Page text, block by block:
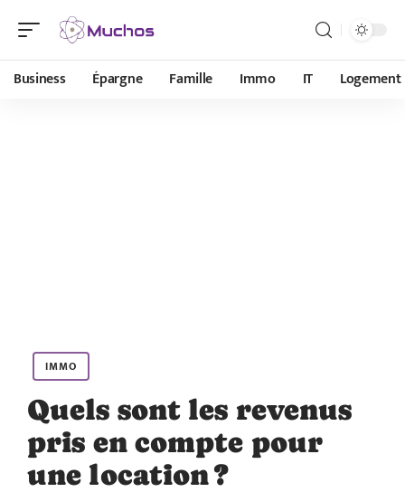
Business Épargne Famille Immo IT Logement
IMMO
Quels sont les revenus
pris en compte pour
une location ?